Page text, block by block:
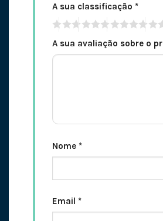
A sua classificação *
A sua avaliação sobre o
Nome *
Email *